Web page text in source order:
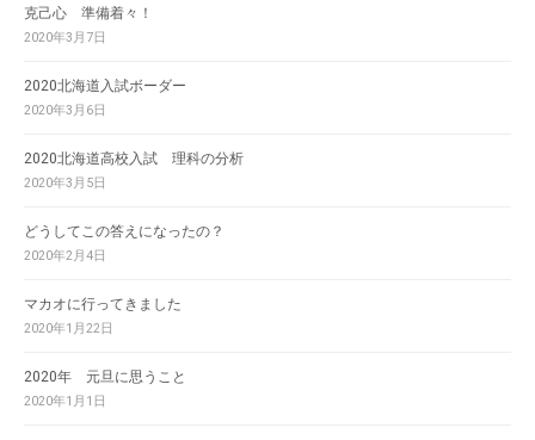
克己心 準備着々！
2020年3月7日
2020北海道入試ボーダー
2020年3月6日
2020北海道高校入試 理科の分析
2020年3月5日
どうしてこの答えになったの？
2020年2月4日
マカオに行ってきました
2020年1月22日
2020年 元旦に思うこと
2020年1月1日